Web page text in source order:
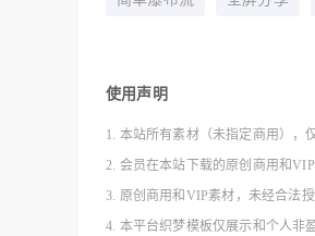
使用声明
1. 本站所有素材（未指定商用），
2. 会员在本站下载的原创商用和
3. 原创商用和VIP素材，未经合法
4. 本平台织梦模板仅展示和个人非